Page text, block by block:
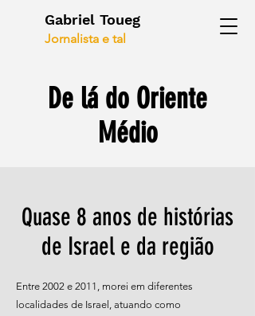
Gabriel Toueg
Jornalista e tal
De lá do Oriente
Médio
Quase 8 anos de histórias
de Israel e da região
Entre 2002 e 2011, morei em diferentes
localidades de Israel, atuando como